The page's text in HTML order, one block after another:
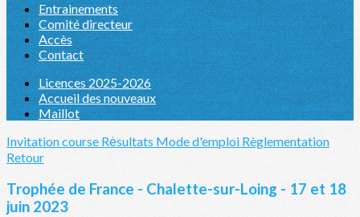
Entrainements
Comité directeur
Accès
Contact
Licences 2025-2026
Accueil des nouveaux
Maillot
Invitation course Rėsultats Mode d'emploi Règlementation
Retour
Trophée de France - Chalette-sur-Loing - 17 et 18
juin 2023